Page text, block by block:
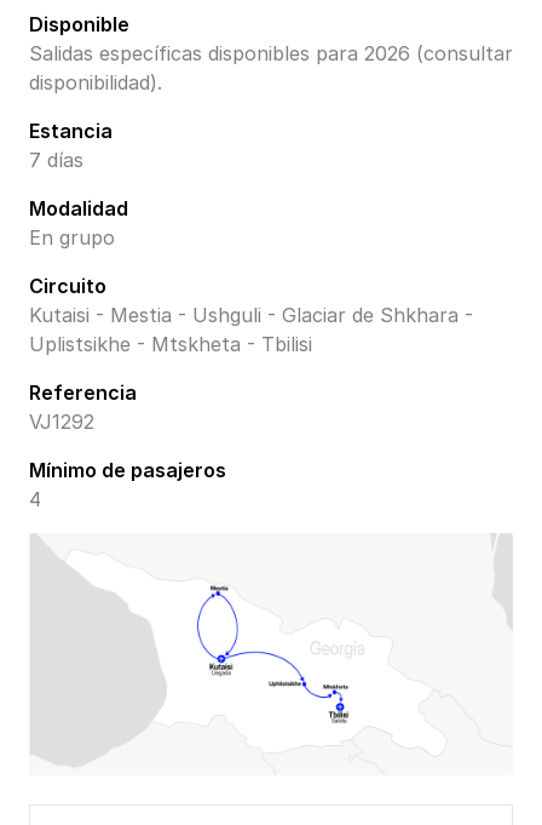
Disponible
Salidas específicas disponibles para 2026 (consultar
disponibilidad).
Estancia
7 días
Modalidad
En grupo
Circuito
Kutaisi - Mestia - Ushguli - Glaciar de Shkhara -
Uplistsikhe - Mtskheta - Tbilisi
Referencia
VJ1292
Mínimo de pasajeros
4